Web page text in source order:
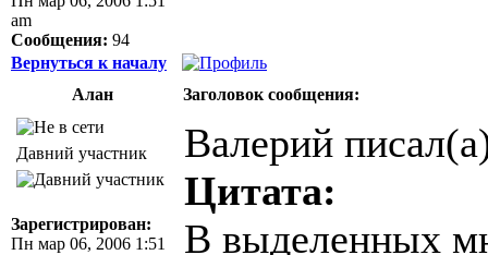
am
Сообщения: 94
Вернуться к началу
Алан
Заголовок сообщения:
Давний участник
Зарегистрирован:
Пн мар 06, 2006 1:51
Валерий
Цитата:
В выделенных